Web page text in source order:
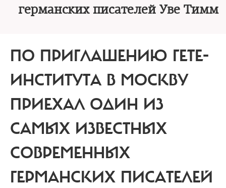
германских писателей Уве Тимм
ПО ПРИГЛАШЕНИЮ ГЕТЕ-
ИНСТИТУТА В МОСКВУ
ПРИЕХАЛ ОДИН ИЗ
САМЫХ ИЗВЕСТНЫХ
СОВРЕМЕННЫХ
ГЕРМАНСКИХ ПИСАТЕЛЕЙ